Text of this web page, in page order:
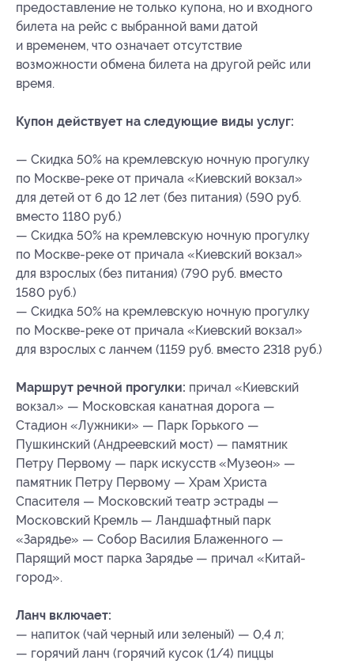
предоставление не только купона, но и входного
билета на рейс с выбранной вами датой
и временем, что означает отсутствие
возможности обмена билета на другой рейс или
время.
Купон действует на следующие виды услуг:
— Скидка 50% на кремлевскую ночную прогулку
по Москве-реке от причала «Киевский вокзал»
для детей от 6 до 12 лет (без питания) (590 руб.
вместо 1180 руб.)
— Скидка 50% на кремлевскую ночную прогулку
по Москве-реке от причала «Киевский вокзал»
для взрослых (без питания) (790 руб. вместо
1580 руб.)
— Скидка 50% на кремлевскую ночную прогулку
по Москве-реке от причала «Киевский вокзал»
для взрослых с ланчем (1159 руб. вместо 2318 руб.)
Маршрут речной прогулки: причал «Киевский
вокзал» — Московская канатная дорога —
Стадион «Лужники» — Парк Горького —
Пушкинский (Андреевский мост) — памятник
Петру Первому — парк искусств «Музеон» —
памятник Петру Первому — Храм Христа
Спасителя — Московский театр эстрады —
Московский Кремль — Ландшафтный парк
«Зарядье» — Собор Василия Блаженного —
Парящий мост парка Зарядье — причал «Китай-
город».
Ланч включает:
— напиток (чай черный или зеленый) — 0,4 л;
— горячий ланч (горячий кусок (1/4) пиццы